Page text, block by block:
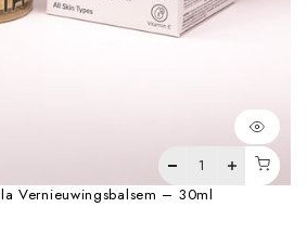
Vernieuwingsbalsem – 30ml